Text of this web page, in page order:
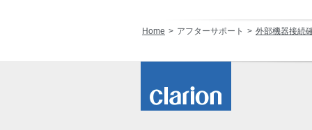
Home アフターサポート 外部機器接続